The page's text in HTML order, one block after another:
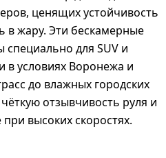
ценящих устойчивость
в жару. Эти бескамерные
для SUV и
в условиях Воронежа и
до влажных городских
отзывчивость руля и
высоких скоростях.